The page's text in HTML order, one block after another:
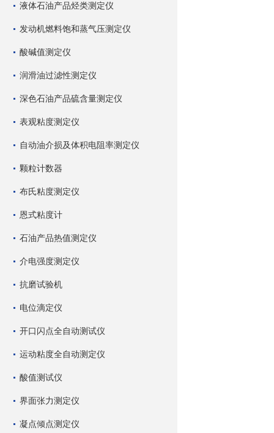
液体石油产品烃类测定仪
发动机燃料饱和蒸气压测定仪
酸碱值测定仪
润滑油过滤性测定仪
深色石油产品硫含量测定仪
表观粘度测定仪
自动油介损及体积电阻率测定仪
颗粒计数器
布氏粘度测定仪
恩式粘度计
石油产品热值测定仪
介电强度测定仪
抗磨试验机
电位滴定仪
开口闪点全自动测试仪
运动粘度全自动测定仪
酸值测试仪
界面张力测定仪
凝点倾点测定仪